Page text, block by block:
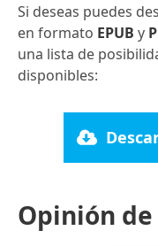
Si deseas puedes
en formato EPUB y
una lista de
disponibles:
Opinión